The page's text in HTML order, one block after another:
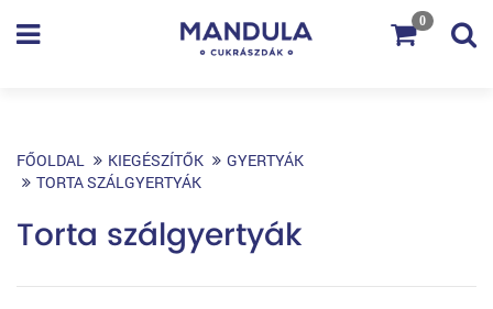
0
FŐOLDAL KIEGÉSZÍTŐK
GYERTYÁK
TORTA SZÁLGYERTYÁK
Torta szálgyertyák